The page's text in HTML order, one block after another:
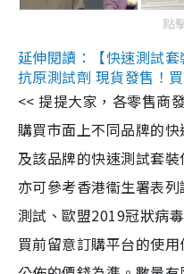
點
延伸閱讀：【快速測試
抗原測試劑 現貨發售！
<< 提提大家，各零售商
購買市面上不同品牌的
及該品牌的快速測試套
亦可參考香港衞生署表
測試、歐盟2019冠狀病
買前留意訂購平台的使